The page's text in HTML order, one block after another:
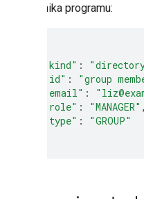
uczestnika programu:
"kind" :
"id" : "group
"email" :
"role" : "MANAGER" ,
"type" :
"GROUP"